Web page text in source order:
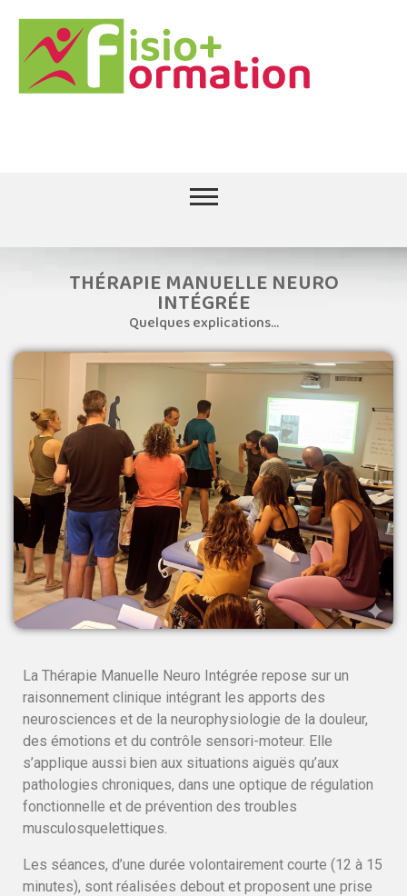
Soignez vos patients
debout
THÉRAPIE MANUELLE NEURO
INTÉGRÉE
Quelques explications...
La Thérapie Manuelle Neuro Intégrée repose sur un
raisonnement clinique intégrant les apports des
neurosciences et de la neurophysiologie de la douleur,
des émotions et du contrôle sensori-moteur. Elle
s’applique aussi bien aux situations aiguës qu’aux
pathologies chroniques, dans une optique de régulation
fonctionnelle et de prévention des troubles
musculosquelettiques.
Les séances, d’une durée volontairement courte (12 à 15
minutes), sont réalisées debout et proposent une prise